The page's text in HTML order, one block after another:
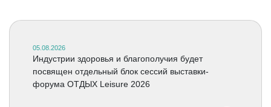
05.08.2026
Индустрии здоровья и благополучия будет
посвящен отдельный блок сессий выставки-
форума ОТДЫХ Leisure 2026